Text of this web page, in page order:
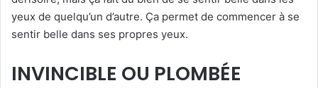
yeux de quelqu’un d’autre. Ça permet de commencer à se
sentir belle dans ses propres yeux.
INVINCIBLE OU PLOMBÉE